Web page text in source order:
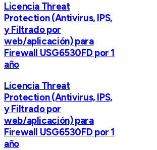
Licencia Threat
Protection (Antivirus, IPS,
y Filtrado por
web/aplicación) para
Firewall USG6530FD por 1
año
Licencia Threat
Protection (Antivirus, IPS,
y Filtrado por
web/aplicación) para
Firewall USG6530FD por 1
año